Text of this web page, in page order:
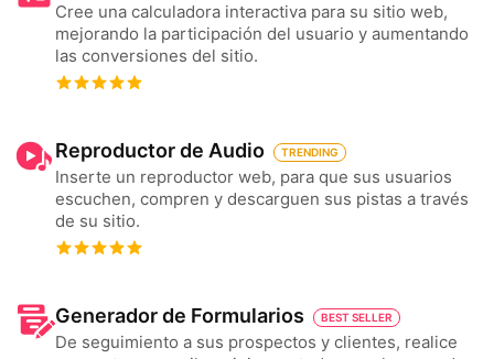
Cree una calculadora interactiva para su sitio web,
mejorando la participación del usuario y aumentando
las conversiones del sitio.
Reproductor de Audio TRENDING
Inserte un reproductor web, para que sus usuarios
escuchen, compren y descarguen sus pistas a través
de su sitio.
Generador de Formularios BEST SELLER
De seguimiento a sus prospectos y clientes, realice